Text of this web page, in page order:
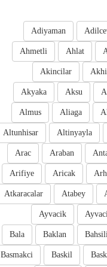
Adiyaman
Ahlat
Ahmetli
Akincilar
Aksu
Akyaka
Aliaga
Almus
Altinyayla
Altunhisar
Araban
Arac
Aricak
Arifiye
Atabey
Atkaracalar
Ayvacik
Baklan
Bala
Baskil
Basmakci